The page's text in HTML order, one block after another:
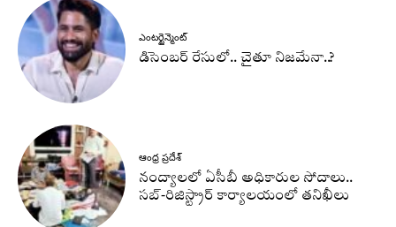
ఎంటర్టైన్మెంట్
డిసెంబర్ రేసులో.. చైతూ నిజమేనా..?
ఆంధ్ర ప్రదేశ్
నంద్యాలలో ఏసీబీ అధికారుల సోదాలు..
సబ్-రిజిస్ట్రార్ కార్యాలయంలో తనిఖీలు